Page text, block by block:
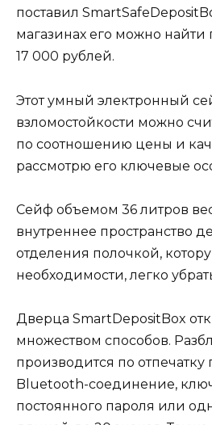
поставил
магазинах его можно
17 000 рублей.
Этот умный электронный
взломостойкости можно
по соотношению цены и
рассмотрю его ключевые
Сейф объемом 36 литров
внутреннее пространство
отделения полочкой,
необходимости, легко
Дверца SmartDepositBox
множеством способов.
производится по отпечатку
Bluetooth-соединение,
постоянного пароля или